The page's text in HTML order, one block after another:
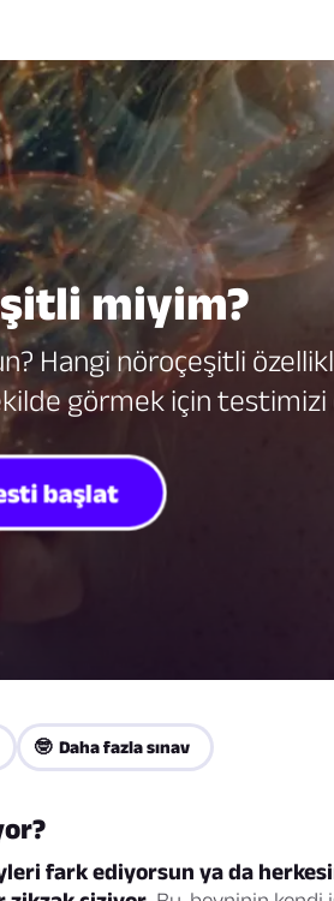
miyim?
Hangi nöroçeşitli
görmek için testimizi
başlat
🤓 Daha fazla sınav
fark ediyorsun ya da